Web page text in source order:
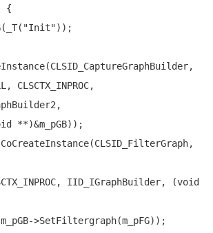
{
"Init"));
, CLSCTX_INPROC,
**)&m_pGB));
CLSCTX_INPROC, IID_IGraphBuilder, (
void